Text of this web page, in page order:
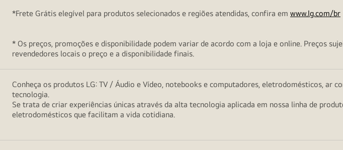
*Frete Grátis elegível para produtos selecionados e regiões atendidas, confira em www.lg.com/br
* Os preços, promoções e disponibilidade podem variar de acordo com a loja e online. Preços
revendedores locais o preço e a disponibilidade finais.
Conheça os produtos LG: TV / Áudio e Vídeo, notebooks e computadores, eletrodomésticos, ar
tecnologia.
Se trata de criar experiências únicas através da alta tecnologia aplicada em nossa linha de
eletrodomésticos que facilitam a vida cotidiana.